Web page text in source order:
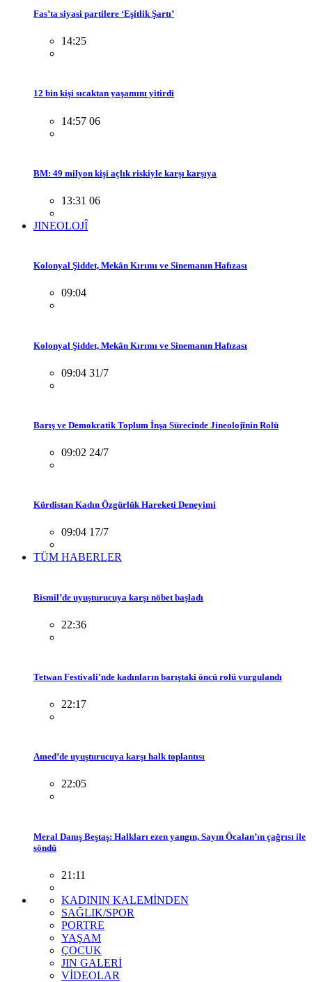
Fas’ta siyasi partilere ‘Eşitlik Şartı’
14:25
12 bin kişi sıcaktan yaşamını yitirdi
14:57 06
BM: 49 milyon kişi açlık riskiyle karşı karşıya
13:31 06
JINEOLOJÎ
Kolonyal Şiddet, Mekân Kırımı ve Sinemanın Hafızası
09:04
Kolonyal Şiddet, Mekân Kırımı ve Sinemanın Hafızası
09:04 31/7
Barış ve Demokratik Toplum İnşa Sürecinde Jineolojînin Rolü
09:02 24/7
Kürdistan Kadın Özgürlük Hareketi Deneyimi
09:04 17/7
TÜM HABERLER
Bismil’de uyuşturucuya karşı nöbet başladı
22:36
Tetwan Festivali’nde kadınların barıştaki öncü rolü vurgulandı
22:17
Amed’de uyuşturucuya karşı halk toplantısı
22:05
Meral Danış Beştaş: Halkları ezen yangın, Sayın Öcalan’ın çağrısı ile
söndü
21:11
KADININ KALEMİNDEN
SAĞLIK/SPOR
PORTRE
YAŞAM
ÇOCUK
JIN GALERİ
VİDEOLAR